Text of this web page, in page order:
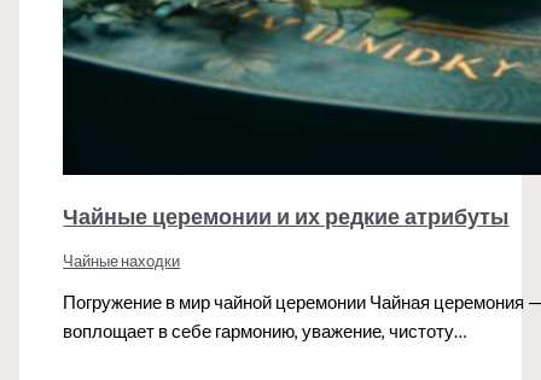
Чайные церемонии и их редкие атрибуты
Чайные находки
Погружение в мир чайной церемонии Чайная церемония
воплощает в себе гармонию, уважение, чистоту…